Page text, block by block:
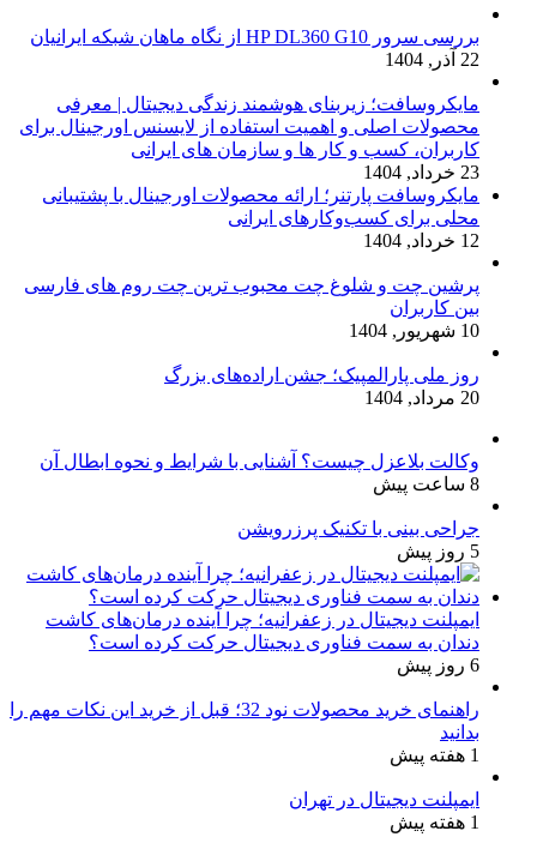
بررسی سرور HP DL360 G10 از نگاه ماهان شبکه ایرانیان
22 آذر, 1404
مایکروسافت؛ زیربنای هوشمند زندگی دیجیتال | معرفی
محصولات اصلی و اهمیت استفاده از لایسنس اورجینال برای
کاربران، کسب و کار ها و سازمان های ایرانی
23 خرداد, 1404
مایکروسافت پارتنر؛ ارائه محصولات اورجینال با پشتیبانی
محلی برای کسب‌وکارهای ایرانی
12 خرداد, 1404
پرشین چت و شلوغ چت محبوب ترین چت روم های فارسی
بین کاربران
10 شهریور, 1404
روز ملی پارالمپیک؛ جشن اراده‌های بزرگ
20 مرداد, 1404
وکالت بلاعزل چیست؟ آشنایی با شرایط و نحوه ابطال آن
8 ساعت پیش
جراحی بینی با تکنیک پرزرویشن
5 روز پیش
ایمپلنت دیجیتال در زعفرانیه؛ چرا آینده درمان‌های کاشت
دندان به سمت فناوری دیجیتال حرکت کرده است؟
6 روز پیش
راهنمای خرید محصولات نود 32؛ قبل از خرید این نکات مهم را
بدانید
1 هفته پیش
ایمپلنت دیجیتال در تهران
1 هفته پیش